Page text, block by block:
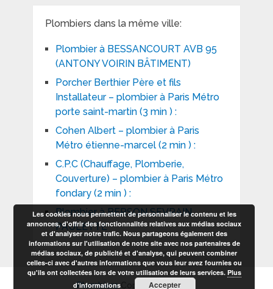
Plombiers dans la même ville:
Plombier à BESSANCOURT AVB 95
(ANTONY VOIRIN BÂTIMENT)
Porcher Berthier Père et fils
Installateur – plombier à Paris Métro
porte saint-martin (3 min ) :
Cohen Albert – plombier à Paris
Métro étienne-marcel (2 min ) :
C.P.C (Chauffage, Plomberie,
Couverture) – plombier à Paris Métro
fondary (2 min ) :
Plombier à BERSON SEVRAIN
PAULETTE
PlombiersCopyright © 2026.
Les cookies nous permettent de personnaliser le contenu et les
annonces, d'offrir des fonctionnalités relatives aux médias sociaux
et d'analyser notre trafic. Nous partageons également des
informations sur l'utilisation de notre site avec nos partenaires de
médias sociaux, de publicité et d'analyse, qui peuvent combiner
celles-ci avec d'autres informations que vous leur avez fournies ou
qu'ils ont collectées lors de votre utilisation de leurs services. Plus
d’informations
Accepter